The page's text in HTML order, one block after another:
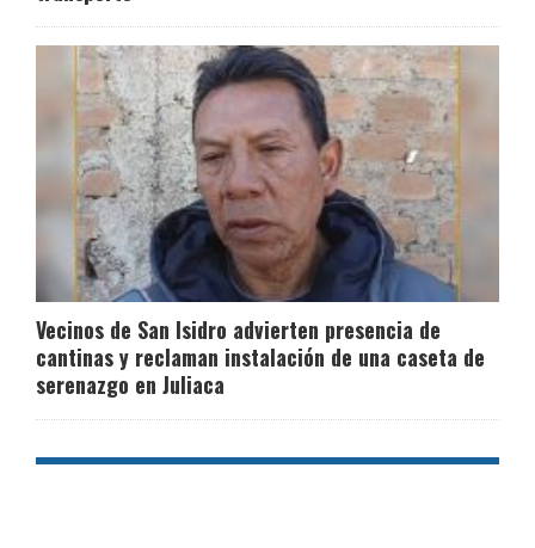
Vecinos de San Isidro advierten presencia de
cantinas y reclaman instalación de una caseta de
serenazgo en Juliaca